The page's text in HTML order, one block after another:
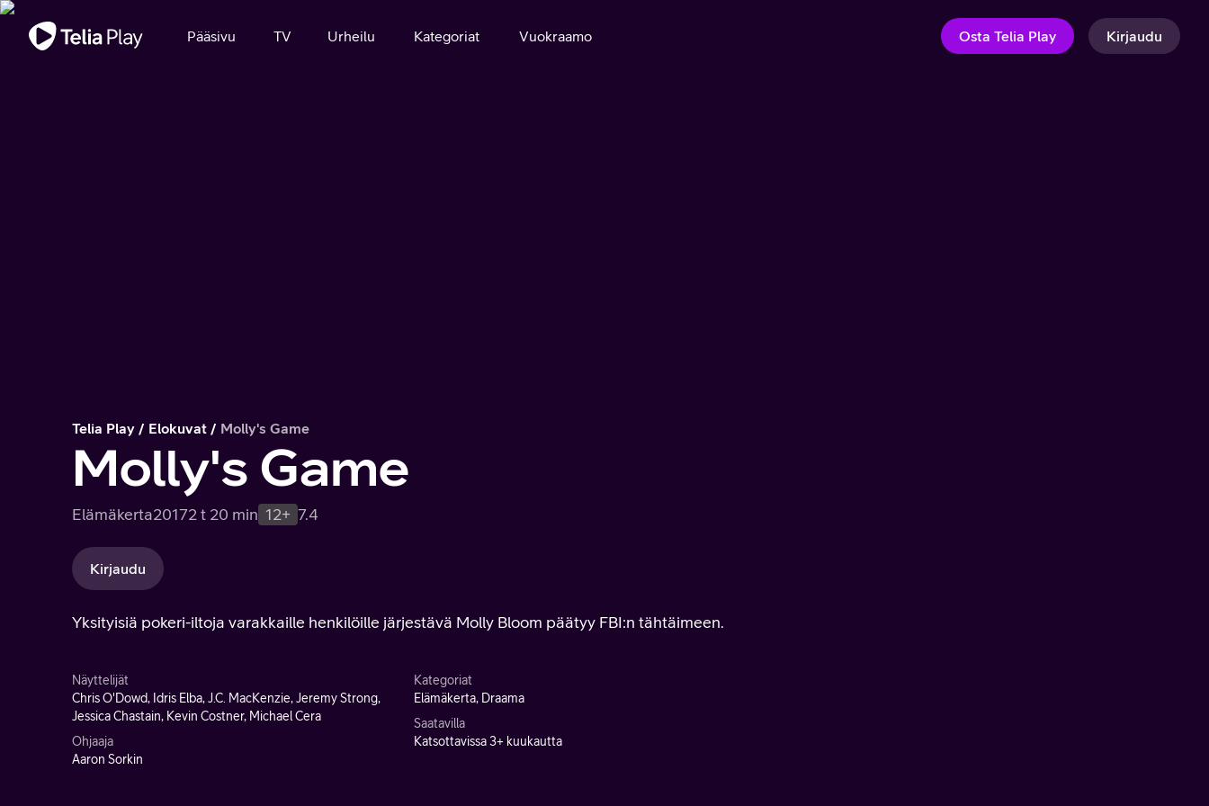
Tärkeä viesti
Pääsivu TV Urheilu Kategoriat Vuokraamo Osta Telia Play Kirjaudu
Telia Play Elokuvat Molly's Game
Molly's Game
Elämäkerta20172 t 20 min 12+ 7.4
Kirjaudu
Yksityisiä pokeri-iltoja varakkaille henkilöille järjestävä Molly Bloom päätyy FBI:n tähtäimeen.
Näyttelijät
Chris O'Dowd, Idris Elba, J.C. MacKenzie, Jeremy Strong,
Jessica Chastain, Kevin Costner, Michael Cera
Ohjaaja
Aaron Sorkin
Kategoriat
Elämäkerta, Draama
Saatavilla
Katsottavissa 3+ kuukautta